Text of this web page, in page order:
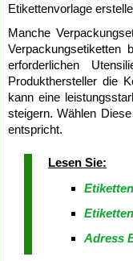
Etikettenvorlage
Manche
Verpackungsetiketten
erforderlichen
Produkthersteller die
kann eine
steigern. Wählen
entspricht.
Lesen Sie:
Adress